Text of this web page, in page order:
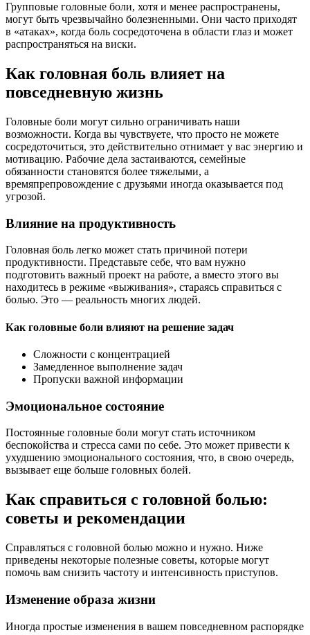
Групповые головные боли, хотя и менее распространены,
могут быть чрезвычайно болезненными. Они часто приходят
в «атаках», когда боль сосредоточена в области глаз и может
распространяться на виски.
Как головная боль влияет на
повседневную жизнь
Головные боли могут сильно ограничивать наши
возможности. Когда вы чувствуете, что просто не можете
сосредоточиться, это действительно отнимает у вас энергию и
мотивацию. Рабочие дела застаиваются, семейные
обязанности становятся более тяжелыми, а
времяпрепровождение с друзьями иногда оказывается под
угрозой.
Влияние на продуктивность
Головная боль легко может стать причиной потери
продуктивности. Представьте себе, что вам нужно
подготовить важный проект на работе, а вместо этого вы
находитесь в режиме «выживания», стараясь справиться с
болью. Это — реальность многих людей.
Как головные боли влияют на решение задач
Сложности с концентрацией
Замедленное выполнение задач
Пропуски важной информации
Эмоциональное состояние
Постоянные головные боли могут стать источником
беспокойства и стресса сами по себе. Это может привести к
ухудшению эмоционального состояния, что, в свою очередь,
вызывает еще больше головных болей.
Как справиться с головной болью:
советы и рекомендации
Справляться с головной болью можно и нужно. Ниже
приведены некоторые полезные советы, которые могут
помочь вам снизить частоту и интенсивность приступов.
Изменение образа жизни
Иногда простые изменения в вашем повседневном распорядке